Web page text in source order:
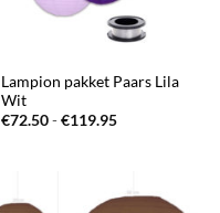
Lampion pakket Paars Lila
Wit
€72.50-€119.95Prijsklasse: